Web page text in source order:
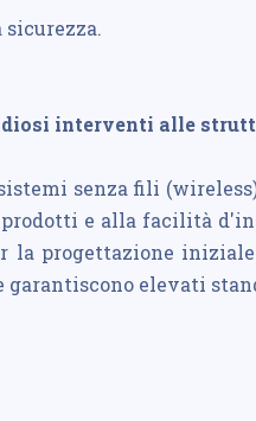
interventi alle
senza fili
e alla facilità
progettazione
elevati